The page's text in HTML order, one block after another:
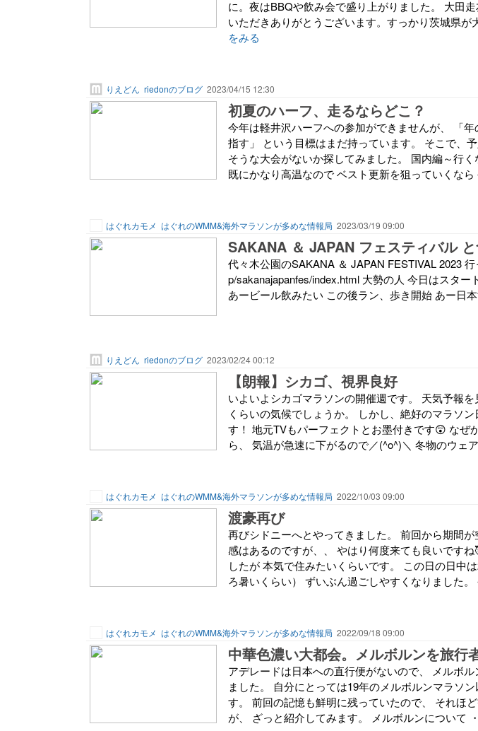
に。夜はBBQや飲み会で盛り上がりました。 大田
いただきありがとうございます。すっかり茨城県が
をみる
りえどん riedonのブログ 2023/04/15 12:30
初夏のハーフ、走るならどこ？
今年は軽井沢ハーフへの参加ができませんが、 「
指す」 という目標はまだ持っています。 そこで、
そうな大会がないか探してみました。 国内編～行く
既にかなり高温なので ベスト更新を狙っていくなら
はぐれカモメ はぐれのWMM&海外マラソンが多めな情報局 2023/03/19 09:00
SAKANA ＆ JAPAN フェスティバル
代々木公園のSAKANA ＆ JAPAN FESTIVAL 2023
p/sakanajapanfes/index.html 大勢の人 今日はスタ
あービール飲みたい この後ラン、歩き開始 あー日
りえどん riedonのブログ 2023/02/24 00:12
【朗報】シカゴ、視界良好
いよいよシカゴマラソンの開催週です。 天気予報
くらいの気候でしょうか。 しかし、絶好のマラソ
す！ 地元TVもパーフェクトとお墨付きです😲 なぜ
ら、 気温が急速に下がるので／(^o^)＼ 冬物のウェ
はぐれカモメ はぐれのWMM&海外マラソンが多めな情報局 2022/10/03 09:00
渡豪再び
再びシドニーへとやってきました。 前回から期間
感はあるのですが、、 やはり何度来ても良いです
したが 本気で住みたいくらいです。 この日の日中
ろ暑いくらい） ずいぶん過ごしやすくなりました。
はぐれカモメ はぐれのWMM&海外マラソンが多めな情報局 2022/09/18 09:00
中華色濃い大都会。メルボルンを旅行
アデレードは日本への直行便がないので、 メルボ
ました。 自分にとっては19年のメルボルンマラソ
す。 前回の記憶も鮮明に残っていたので、 それほ
が、 ざっと紹介してみます。 メルボルンについて